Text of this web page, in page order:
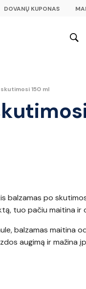
DOVANŲ KUPONAS
150 ml
balzamas po
tuo pačiu maitina ir
balzamas maitina
augimą ir mažina